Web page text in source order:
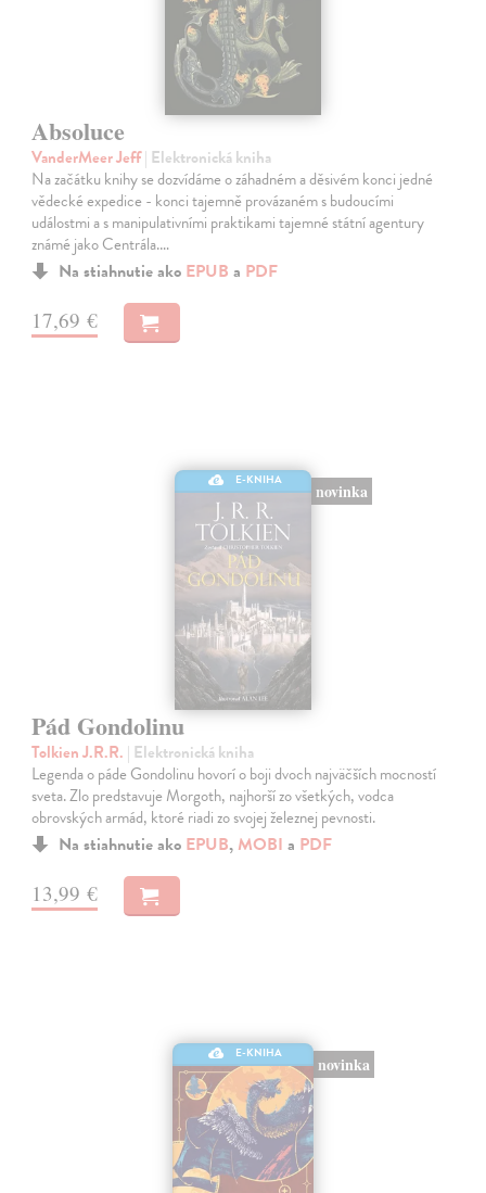
Absoluce
VanderMeer Jeff| Elektronická kniha
Na začátku knihy se dozvídáme o záhadném a děsivém konci jedné
vědecké expedice - konci tajemně provázaném s budoucími
událostmi a s manipulativními praktikami tajemné státní agentury
známé jako Centrála.…
Na stiahnutie ako EPUB a PDF
17,69 €
E-KNIHA
novinka
Pád Gondolinu
Tolkien J.R.R. | Elektronická kniha
Legenda o páde Gondolinu hovorí o boji dvoch najväčších mocností
sveta. Zlo predstavuje Morgoth, najhorší zo všetkých, vodca
obrovských armád, ktoré riadi zo svojej železnej pevnosti.
Na stiahnutie ako EPUB, MOBI a PDF
13,99 €
E-KNIHA
novinka